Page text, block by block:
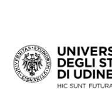
Passa al